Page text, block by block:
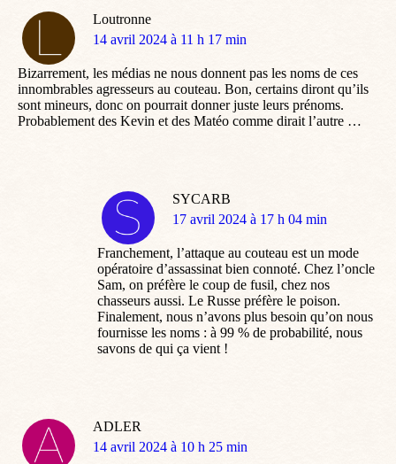
Loutronne
dit
14 avril 2024 à 11 h 17 min
Bizarrement, les médias ne nous donnent pas les noms de ces
innombrables agresseurs au couteau. Bon, certains diront qu’ils
sont mineurs, donc on pourrait donner juste leurs prénoms.
Probablement des Kevin et des Matéo comme dirait l’autre …
SYCARB
dit
17 avril 2024 à 17 h 04 min
Franchement, l’attaque au couteau est un mode
opératoire d’assassinat bien connoté. Chez l’oncle
Sam, on préfère le coup de fusil, chez nos
chasseurs aussi. Le Russe préfère le poison.
Finalement, nous n’avons plus besoin qu’on nous
fournisse les noms : à 99 % de probabilité, nous
savons de qui ça vient !
ADLER
dit
14 avril 2024 à 10 h 25 min